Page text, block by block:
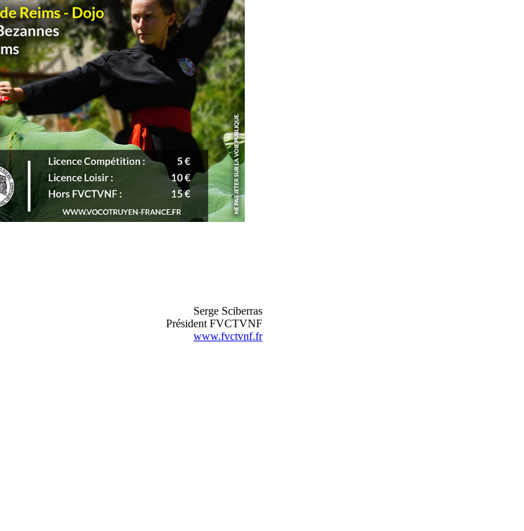
Serge Sciberras
Président FVCTVNF
www.fvctvnf.fr